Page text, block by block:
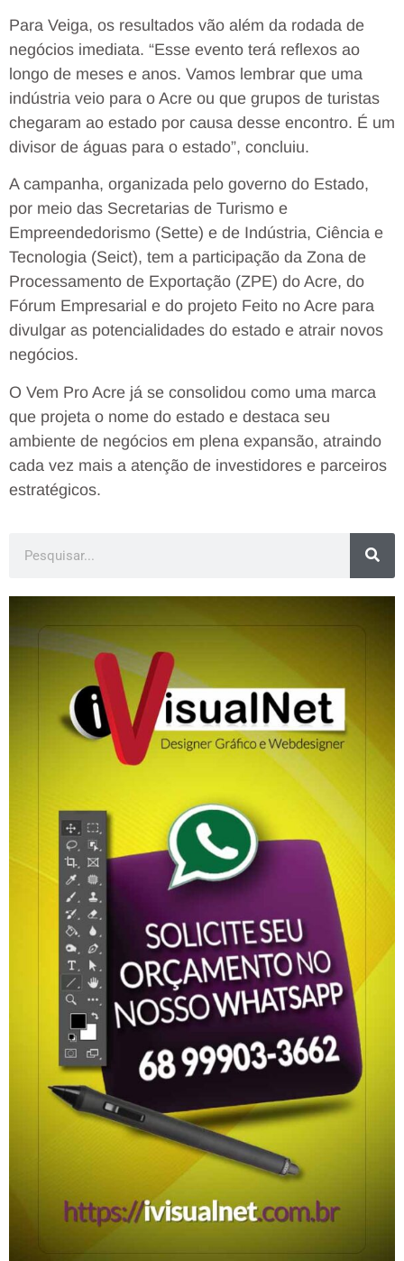
Para Veiga, os resultados vão além da rodada de
negócios imediata. “Esse evento terá reflexos ao
longo de meses e anos. Vamos lembrar que uma
indústria veio para o Acre ou que grupos de turistas
chegaram ao estado por causa desse encontro. É um
divisor de águas para o estado”, concluiu.
A campanha, organizada pelo governo do Estado,
por meio das Secretarias de Turismo e
Empreendedorismo (Sette) e de Indústria, Ciência e
Tecnologia (Seict), tem a participação da Zona de
Processamento de Exportação (ZPE) do Acre, do
Fórum Empresarial e do projeto Feito no Acre para
divulgar as potencialidades do estado e atrair novos
negócios.
O Vem Pro Acre já se consolidou como uma marca
que projeta o nome do estado e destaca seu
ambiente de negócios em plena expansão, atraindo
cada vez mais a atenção de investidores e parceiros
estratégicos.